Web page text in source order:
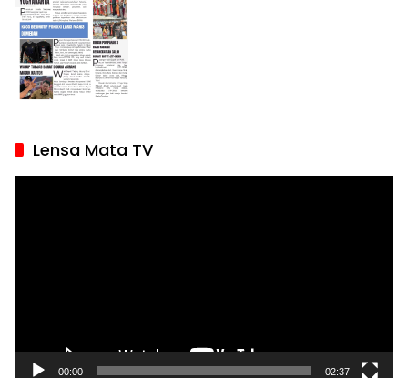
Lensa Mata TV
00:00 02:37